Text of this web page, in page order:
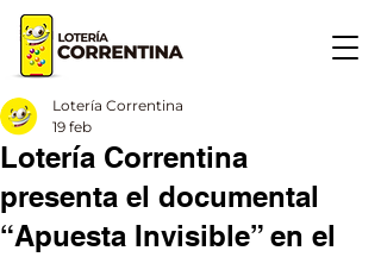
Lotería Correntina
presenta el documental
“Apuesta Invisible” en el
Lotería Correntina
19 feb